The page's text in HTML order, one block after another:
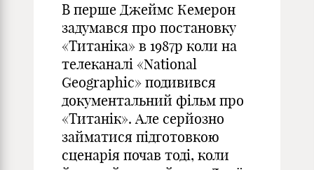
В перше Джеймс Кемерон
задумався про постановку
«Титаніка» в 1987р коли на
телеканалі «National
Geographic» подивився
документальний фільм про
«Титанік». Але серйозно
займатися підготовкою
сценарія почав тоді, коли